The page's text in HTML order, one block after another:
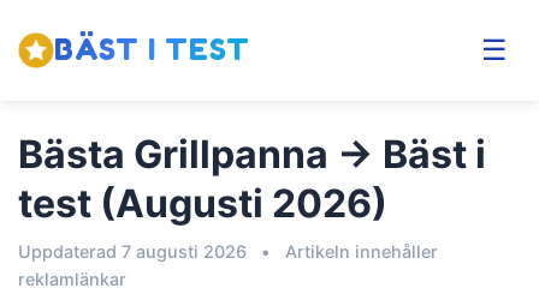
BÄST I TEST ☰
Bästa Grillpanna → Bäst i
test (Augusti 2026)
Uppdaterad 7 augusti 2026 •
Artikeln innehåller
reklamlänkar